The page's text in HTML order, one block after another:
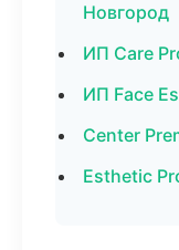
Новгород
ИП Care
ИП Face
Center
Esthetic